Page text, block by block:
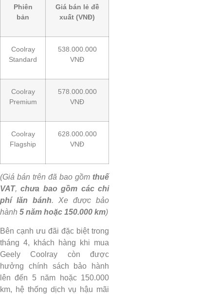
Phiên
bản
Giá bán lẻ đề
xuất (VNĐ)
Coolray
Standard
538.000.000
VNĐ
Coolray
Premium
578.000.000
VNĐ
Coolray
Flagship
628.000.000
VNĐ
(Giá bán trên đã bao gồm thuế
VAT,chưa bao gồm các chi
phí lăn bánh. Xe được bảo
hành 5 năm hoặc 150.000 km)
Bên cạnh ưu đãi đặc biệt trong
tháng 4, khách hàng khi mua
Geely Coolray còn được
hưởng chính sách bảo hành
lên đến 5 năm hoặc 150.000
km, hệ thống dịch vụ hậu mãi